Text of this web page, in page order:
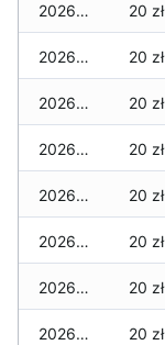
2026-07-29 20 zł
2026-07-28 20 zł
2026-07-27 20 zł
2026-07-26 20 zł
2026-07-24 20 zł
2026-07-23 20 zł
2026-07-22 20 zł
2026-07-21 20 zł